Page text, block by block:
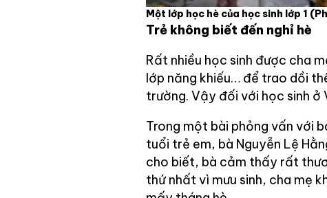
Một lớp học hè của học sinh lớp 1
Trẻ không biết đến nghỉ hè
Rất nhiều học sinh được cha
lớp năng khiếu… để trao dồi
trường. Vậy đối với học sinh ở
Trong một bài phỏng vấn với
tuổi trẻ em, bà Nguyễn Lệ
cho biết, bà cảm thấy rất
thứ nhất vì mưu sinh, cha mẹ